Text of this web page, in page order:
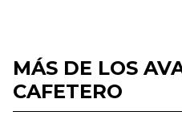
MÁS DE LOS
CAFETERO